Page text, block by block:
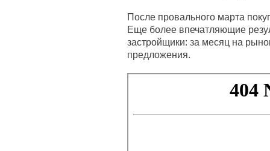
После провального марта
Еще более впечатляющие
застройщики: за месяц на
предложения.